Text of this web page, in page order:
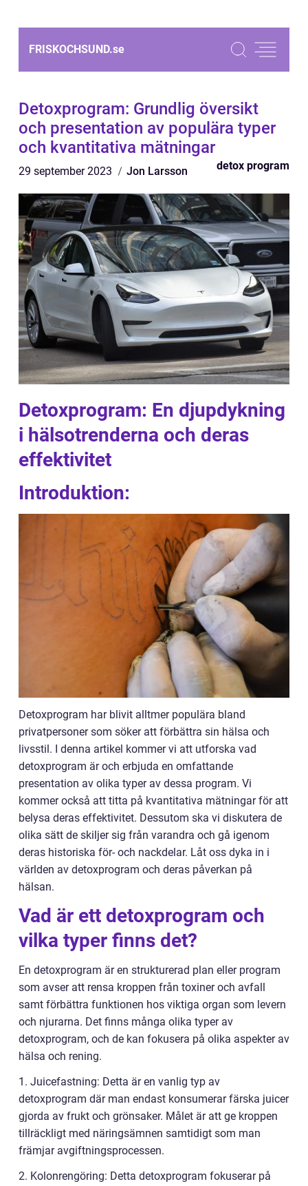
FRISKOCHSUND.se
Detoxprogram: Grundlig översikt
och presentation av populära typer
och kvantitativa mätningar
29 september 2023 Jon Larsson detox program
Detoxprogram: En djupdykning
i hälsotrenderna och deras
effektivitet
Introduktion:
Detoxprogram har blivit alltmer populära bland
privatpersoner som söker att förbättra sin hälsa och
livsstil. I denna artikel kommer vi att utforska vad
detoxprogram är och erbjuda en omfattande
presentation av olika typer av dessa program. Vi
kommer också att titta på kvantitativa mätningar för att
belysa deras effektivitet. Dessutom ska vi diskutera de
olika sätt de skiljer sig från varandra och gå igenom
deras historiska för- och nackdelar. Låt oss dyka in i
världen av detoxprogram och deras påverkan på
hälsan.
Vad är ett detoxprogram och
vilka typer finns det?
En detoxprogram är en strukturerad plan eller program
som avser att rensa kroppen från toxiner och avfall
samt förbättra funktionen hos viktiga organ som levern
och njurarna. Det finns många olika typer av
detoxprogram, och de kan fokusera på olika aspekter av
hälsa och rening.
1. Juicefastning: Detta är en vanlig typ av
detoxprogram där man endast konsumerar färska juicer
gjorda av frukt och grönsaker. Målet är att ge kroppen
tillräckligt med näringsämnen samtidigt som man
främjar avgiftningsprocessen.
2. Kolonrengöring: Detta detoxprogram fokuserar på